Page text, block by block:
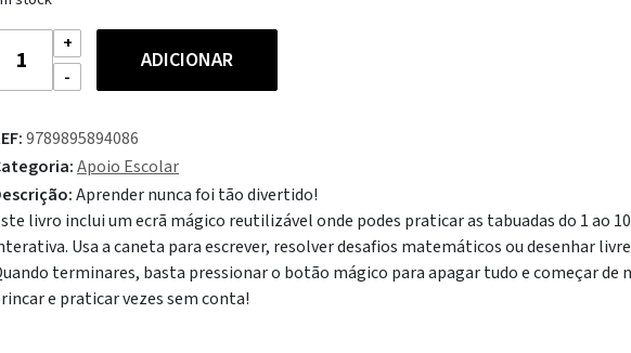
Quantidade
ADICIONAR
9789895894086
Apoio Escolar
Aprender nunca foi tão divertido!
livro inclui um ecrã mágico reutilizável onde podes praticar as tabuadas do 1 ao
Usa a caneta para escrever, resolver desafios matemáticos ou desenhar
terminares, basta pressionar o botão mágico para apagar tudo e começar de
e praticar vezes sem conta!